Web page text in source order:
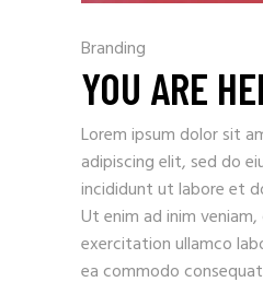
Branding
YOU ARE
Lorem ipsum dolor sit
adipiscing elit, sed do
incididunt ut labore et
Ut enim ad inim
exercitation ullamco
ea commodo